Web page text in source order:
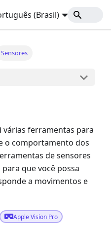
(Brasil) Início
Sensores
várias ferramentas para
o comportamento dos
de sensores
que você possa
a movimentos e
Apple Vision Pro